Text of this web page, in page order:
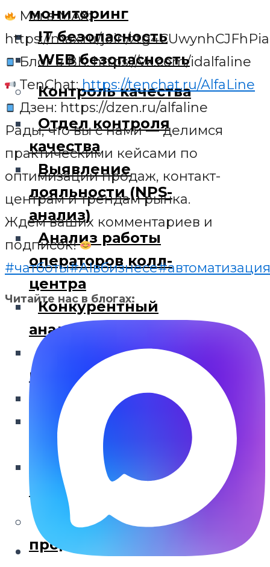
мониторинг
IT безопасность
WEB безопасность
Контроль качества
Отдел контроля
качества
Выявление
лояльности (NPS-
анализ)
Анализ работы
операторов колл-
центра
Конкурентный
анализ
Анализ работы
менеджеров
Аудит звонков
Аудит отдела
продаж
Тайный покупатель
по телефону
Скрипты, обучение и
продажи
Мы в МАХ:
https://max.ru/join/
Блог в ВК: https://vk.com/idalfaline
TenChat:https://tenchat.ru/AlfaLine
Дзен: https://dzen.ru/alfaline
Рады, что вы с нами — делимся
практическими кейсами по
оптимизации продаж, контакт-
центрам и трендам рынка.
Ждем ваших комментариев и
подписок!
#чатботы#AIвбизнесе#автоматизация
Читайте нас в блогах: